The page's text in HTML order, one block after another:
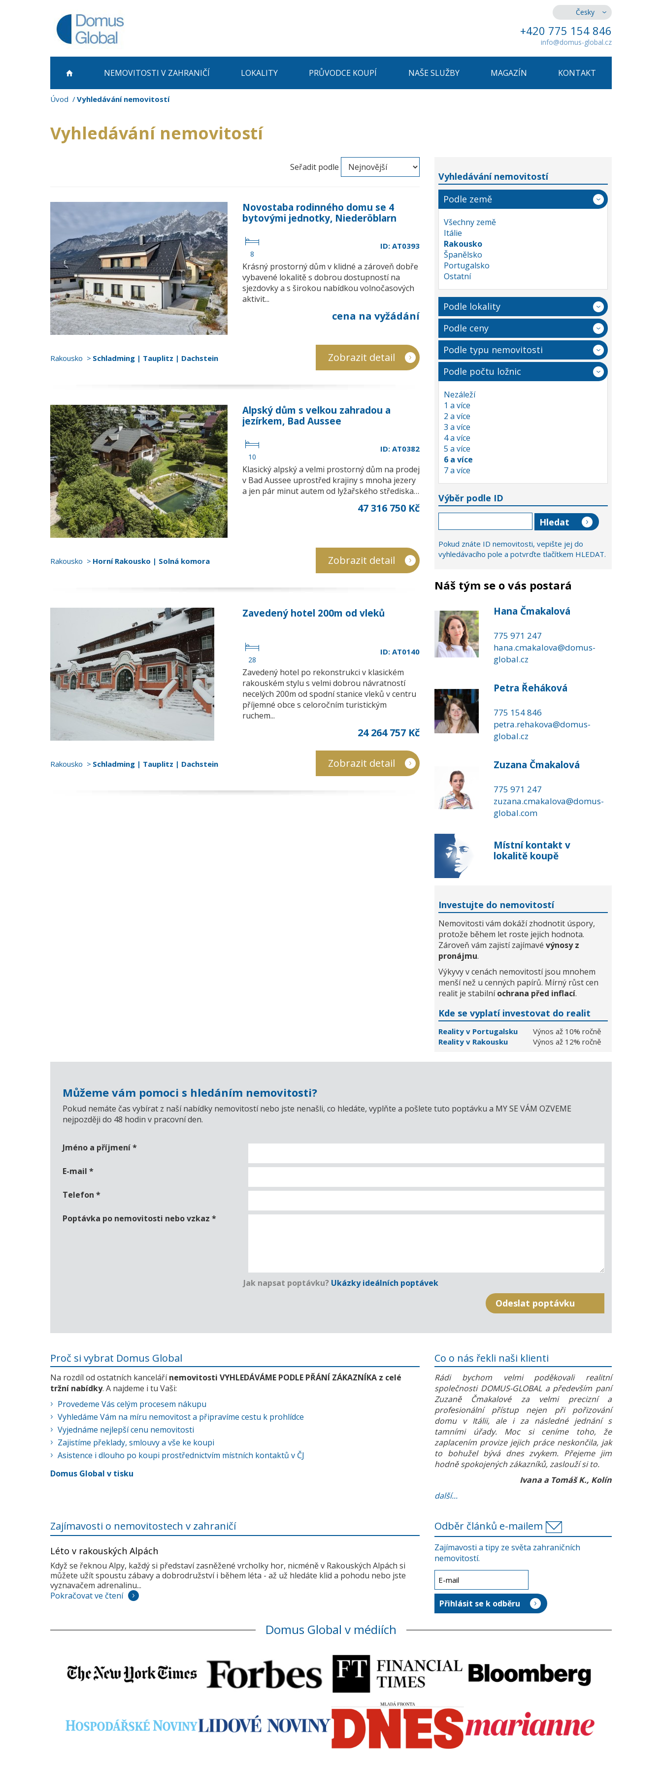
Česky
+420 775 154 846
info@domus-global.cz
NEMOVITOSTI V ZAHRANIČÍ LOKALITY PRŮVODCE KOUPÍ NAŠE SLUŽBY MAGAZÍN KONTAKT
Úvod Vyhledávání nemovitostí
Vyhledávání nemovitostí
Seřadit podle
Novostaba rodinného domu se 4
bytovými jednotky, Niederöblarn
8
ID: AT0393
Krásný prostorný dům v klidné a zároveň dobře
vybavené lokalitě s dobrou dostupností na
sjezdovky a s širokou nabídkou volnočasových
aktivit...
cena na vyžádání
Rakousko Schladming | Tauplitz | Dachstein Zobrazit detail
Alpský dům s velkou zahradou a
jezírkem, Bad Aussee
10
ID: AT0382
Klasický alpský a velmi prostorný dům na prodej
v Bad Aussee uprostřed krajiny s mnoha jezery
a jen pár minut autem od lyžařského střediska…
47 316 750 Kč
Rakousko Horní Rakousko | Solná komora Zobrazit detail
Zavedený hotel 200m od vleků
28
ID: AT0140
Zavedený hotel po rekonstrukci v klasickém
rakouském stylu s velmi dobrou návratností
necelých 200m od spodní stanice vleků v centru
příjemné obce s celoročním turistickým
ruchem...
24 264 757 Kč
Rakousko Schladming | Tauplitz | Dachstein Zobrazit detail
Vyhledávání nemovitostí
Podle země
Všechny země
Itálie
Rakousko
Španělsko
Portugalsko
Ostatní
Podle lokality
Podle ceny
Podle typu nemovitosti
Podle počtu ložnic
Nezáleží
1 a více
2 a více
3 a více
4 a více
5 a více
6 a více
7 a více
Výběr podle ID
Pokud znáte ID nemovitosti, vepište jej do
vyhledávacího pole a potvrďte tlačítkem HLEDAT.
Náš tým se o vás postará
Hana Čmakalová
775 971 247
hana.cmakalova@domus-
global.cz
Petra Řeháková
775 154 846
petra.rehakova@domus-
global.cz
Zuzana Čmakalová
775 971 247
zuzana.cmakalova@domus-
global.com
Místní kontakt v
lokalitě koupě
Investujte do nemovitostí
Nemovitosti vám dokáží zhodnotit úspory,
protože během let roste jejich hodnota.
Zároveň vám zajistí zajímavé výnosy z
pronájmu.
Výkyvy v cenách nemovitostí jsou mnohem
menší než u cenných papírů. Mírný růst cen
realit je stabilníochrana před inflací.
Kde se vyplatí investovat do realit
Reality v Portugalsku
Výnos až 10% ročně
Reality v Rakousku
Výnos až 12% ročně
Můžeme vám pomoci s hledáním nemovitosti?
Pokud nemáte čas vybírat z naší nabídky nemovitostí nebo jste nenašli, co hledáte, vyplňte a pošlete tuto poptávku a MY SE VÁM OZVEME
nejpozději do 48 hodin v pracovní den.
Jméno a příjmení*
E-mail *
Telefon *
Poptávka po nemovitosti nebo vzkaz *
Jak napsat poptávku? Ukázky ideálních poptávek
Proč si vybrat Domus Global
Na rozdíl od ostatních kancelářínemovitosti VYHLEDÁVÁME PODLE PŘÁNÍ ZÁKAZNÍKA z celé
tržní nabídky. A najdeme i tu Vaši:
Provedeme Vás celým procesem nákupu
Vyhledáme Vám na míru nemovitost a připravíme cestu k prohlídce
Vyjednáme nejlepší cenu nemovitosti
Zajistíme překlady, smlouvy a vše ke koupi
Asistence i dlouho po koupi prostřednictvím místních kontaktů v ČJ
Domus Global v tisku
Co o nás řekli naši klienti
Rádi bychom velmi poděkovali realitní
společnosti DOMUS-GLOBAL a především paní
Zuzaně Čmakalové za velmi precizní a
profesionální přístup nejen při pořizování
domu v Itálii, ale i za následné jednání s
tamními úřady. Moc si ceníme toho, že
zaplacením provize jejich práce neskončila, jak
to bohužel bývá dnes zvykem. Přejeme jim
hodně spokojených zákazníků, zaslouží si to.
Ivana a Tomáš K., Kolín
další...
Zajímavosti o nemovitostech v zahraničí
Léto v rakouských Alpách
Když se řeknou Alpy, každý si představí zasněžené vrcholky hor, nicméně v Rakouských Alpách si
můžete užít spoustu zábavy a dobrodružství i během léta - až už hledáte klid a pohodu nebo jste
vyznavačem adrenalinu...
Pokračovat ve čtení
Odběr článků e-mailem
Zajímavosti a tipy ze světa zahraničních
nemovitostí.
Domus Global v médiích